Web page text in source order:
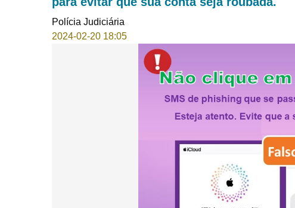
Polícia Judiciária
2024-02-20 18:05